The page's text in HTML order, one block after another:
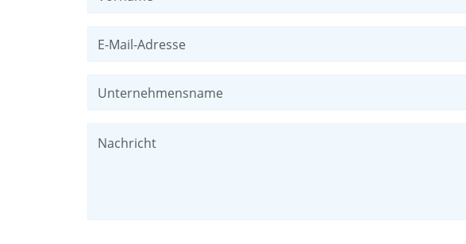
E-Mail-Adresse
Unternehmensname